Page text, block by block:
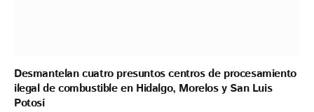
Desmantelan cuatro presuntos centros de procesamiento
ilegal de combustible en Hidalgo, Morelos y San Luis
Potosí